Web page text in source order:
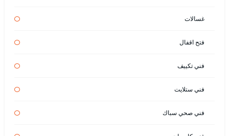
غسالات
فتح اقفال
فني تكييف
فني ستلايت
فني صحي سباك